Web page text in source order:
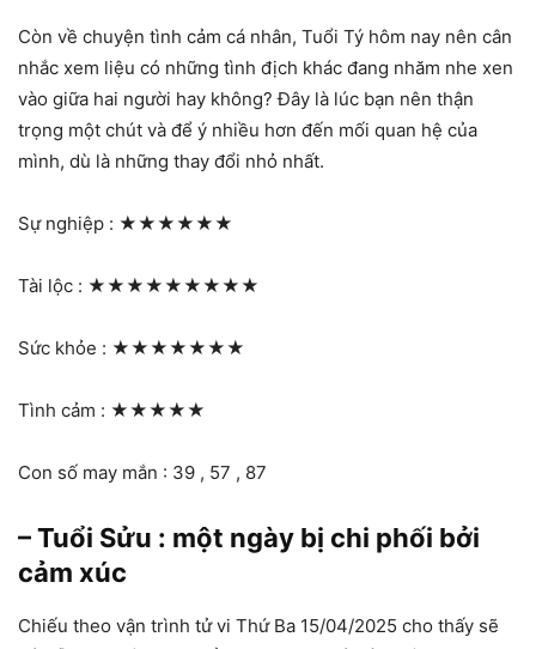
Còn về chuyện tình cảm cá nhân, Tuổi Tý hôm nay nên cân
nhắc xem liệu có những tình địch khác đang nhăm nhe xen
vào giữa hai người hay không? Đây là lúc bạn nên thận
trọng một chút và để ý nhiều hơn đến mối quan hệ của
mình, dù là những thay đổi nhỏ nhất.
Sự nghiệp : ★★★★★★
Tài lộc : ★★★★★★★★★
Sức khỏe : ★★★★★★★
Tình cảm : ★★★★★
Con số may mắn : 39 , 57 , 87
– Tuổi Sửu : một ngày bị chi phối bởi
cảm xúc
Chiếu theo vận trình tử vi Thứ Ba 15/04/2025 cho thấy sẽ